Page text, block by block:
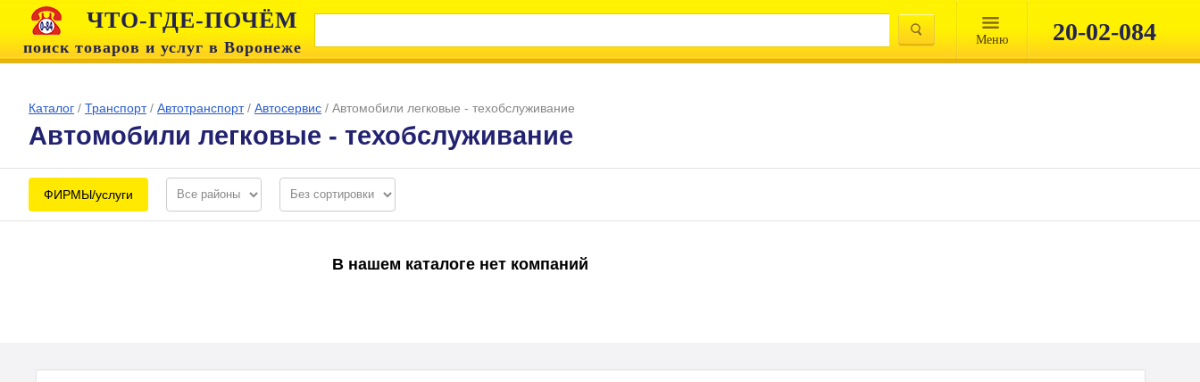
ЧТО-ГДЕ-ПОЧЁМ
поиск товаров и услуг в Воронеже Mеню 20-02-084
Каталог / Транспорт/ Автотранспорт/ Автосервис / Автомобили легковые - техобслуживание
Автомобили легковые - техобслуживание
ФИРМЫ/услуги
В нашем каталоге нет компаний